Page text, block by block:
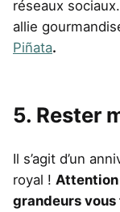
réseaux
allie
Piñata.
5. Rester
Il s’agit d’un
royal ! Attention
grandeurs